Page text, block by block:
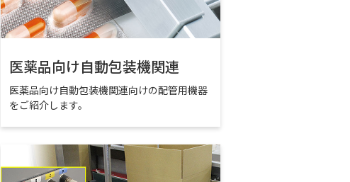
医薬品向け自動包装機関連
医薬品向け自動包装機関連向けの配管用機器
をご紹介します。